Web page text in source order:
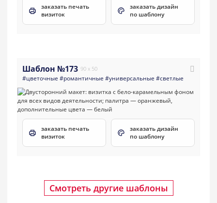
заказать печать
визиток
заказать дизайн
по шаблону
Шаблон №173 90 x 50
#цветочные #романтичные #универсальные #светлые
заказать печать
визиток
заказать дизайн
по шаблону
Смотреть другие шаблоны